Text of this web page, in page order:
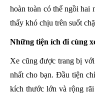
hoàn toàn có thể ngồi hai
thấy khó chịu trên suốt
Những tiện ích đi cùng
Xe cũng được trang bị
nhất cho bạn. Đầu tiện
kích thước lớn và rộng